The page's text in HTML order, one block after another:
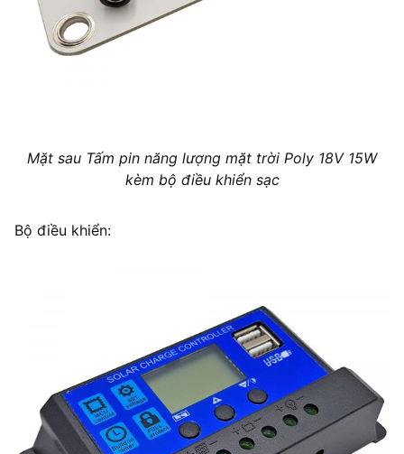
Mặt sau Tấm pin năng lượng mặt trời Poly 18V 15W
kèm bộ điều khiển sạc
Bộ điều khiển: